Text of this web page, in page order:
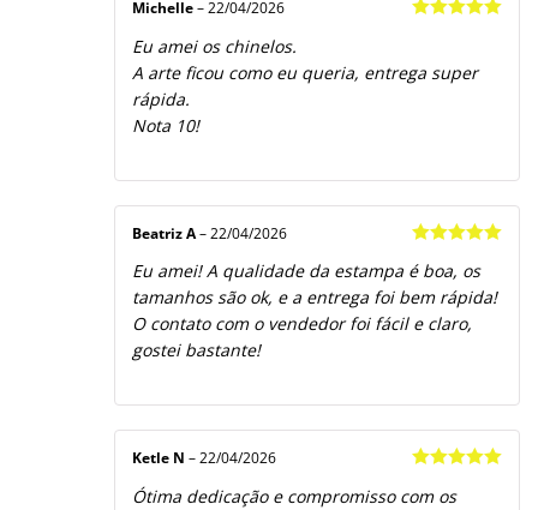
Michelle – 22/04/2026
Eu amei os chinelos.
A arte ficou como eu queria, entrega super
rápida.
Nota 10!
de 5
Beatriz A – 22/04/2026
Eu amei! A qualidade da estampa é boa, os
tamanhos são ok, e a entrega foi bem rápida!
O contato com o vendedor foi fácil e claro,
gostei bastante!
de 5
Ketle N – 22/04/2026
Ótima dedicação e compromisso com os